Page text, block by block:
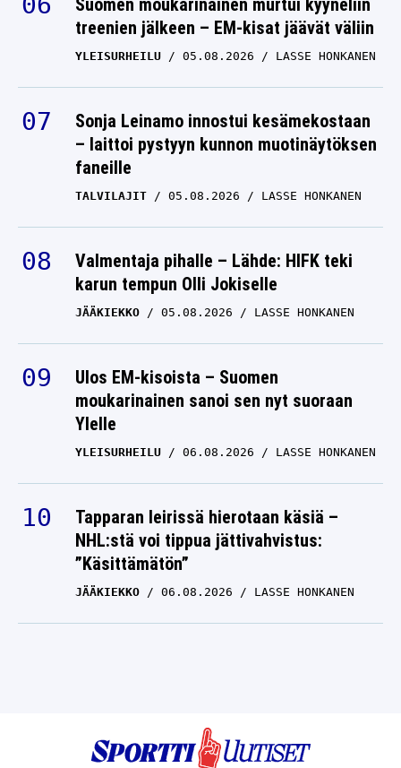
Suomen moukarinainen murtui kyyneliin
treenien jälkeen – EM-kisat jäävät väliin
YLEISURHEILU 05.08.2026 LASSE HONKANEN
Sonja Leinamo innostui kesämekostaan
– laittoi pystyyn kunnon muotinäytöksen
faneille
TALVILAJIT 05.08.2026 LASSE HONKANEN
Valmentaja pihalle – Lähde: HIFK teki
karun tempun Olli Jokiselle
JÄÄKIEKKO 05.08.2026 LASSE HONKANEN
Ulos EM-kisoista – Suomen
moukarinainen sanoi sen nyt suoraan
Ylelle
YLEISURHEILU 06.08.2026 LASSE HONKANEN
Tapparan leirissä hierotaan käsiä –
NHL:stä voi tippua jättivahvistus:
”Käsittämätön”
JÄÄKIEKKO 06.08.2026 LASSE HONKANEN